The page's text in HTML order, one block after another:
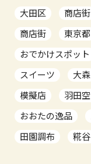
大田区 商店街
商店街
東京都
おでかけスポット
スイーツ
大森
模擬店
羽田
おおたの逸品
田園調布
糀谷